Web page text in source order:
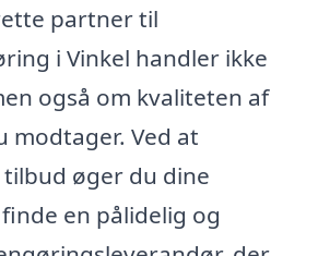
partner til
i Vinkel handler ikke
også om kvaliteten af
modtager. Ved at
øger du dine
en pålidelig og